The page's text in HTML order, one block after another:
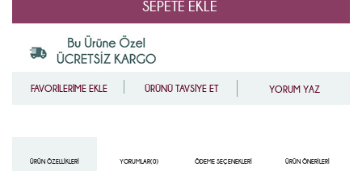
ÜRÜNÜ TAVSİYE ET
FAVORİLERİME EKLE YORUM YAZ
ÜRÜN ÖZELLIKLERI YORUMLAR(0) ÖDEME SEÇENEKLERI ÜRÜN ÖNERILERI